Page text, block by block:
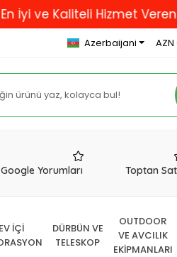
Hizmet Veren XML ve
Azerbaijani
Google Yorumları Toptan
EV İÇİ
DÜRBÜN VE
TELESKOP
OUTDOOR
VE AVCILIK
EKİPMANLARI